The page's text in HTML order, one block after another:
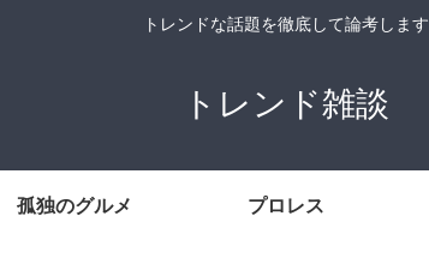
トレンドな話題を徹底して論考します
トレンド雑談
孤独のグルメ プロレス